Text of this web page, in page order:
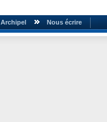
Archipel Nous écrire